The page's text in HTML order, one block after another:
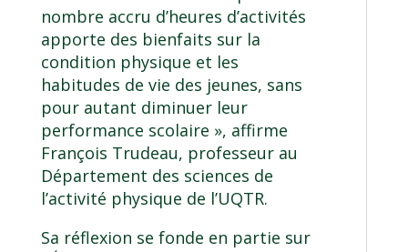
nombre accru d’heures d’activités
apporte des bienfaits sur la
condition physique et les
habitudes de vie des jeunes, sans
pour autant diminuer leur
performance scolaire », affirme
François Trudeau, professeur au
Département des sciences de
l’activité physique de l’UQTR.
Sa réflexion se fonde en partie sur